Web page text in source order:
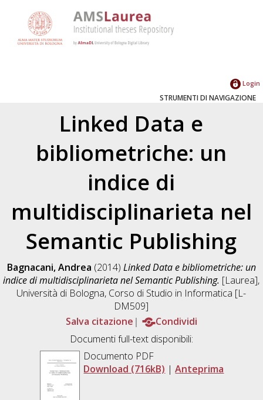
Login
STRUMENTI DI NAVIGAZIONE
Linked Data e
bibliometriche: un
indice di
multidisciplinarieta nel
Semantic Publishing
Bagnacani, Andrea (2014) Linked Data e bibliometriche: un
indice di multidisciplinarieta nel Semantic Publishing. [Laurea],
Università di Bologna, Corso di Studio in Informatica [L-
DM509]
Salva citazione
Condividi
Documenti full-text disponibili:
Documento PDF
Download (716kB) |Anteprima